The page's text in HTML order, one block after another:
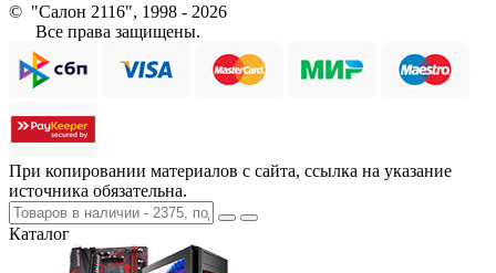
© "Салон 2116", 1998 - 2026
Все права защищены.
При копировании материалов с сайта, ссылка на указание
источника обязательна.
Каталог